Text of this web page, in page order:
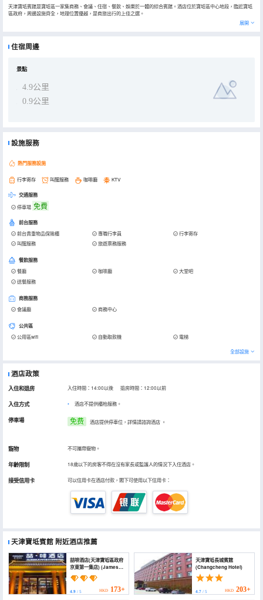
天津寶坻賓館是寶坻區一家集商務、會議、住宿、餐飲、娛樂於一體的綜合賓館。酒店位於寶坻區中心地段，臨近寶坻
區政府，周邊設施齊全，地理位置優越，是商旅出行的上佳之選。
天津寶坻賓館景色怡人，花木繁茂，空氣清新，館區內兩幢大樓並排而立，東面是傳統的四層大樓，西面為新建的現代
豪華的十五層大廈，兩者合一，別具一格；兩樓四周樹木環繞，綠草如茵，鮮花怒放，竹影婆娑。樓、廳、堂、亭等曲
設計新穎、典雅簡潔，設施設備齊全，舒適温馨，配有光纖上網並全部開通多頻道數字電視，可為廣大賓客提供不同檔
潔淨的飲用水。賓館內共有大小會議室6個，多功能廳3座，裝璜高貴大氣，配備多媒體投影儀等先進設備，可接待各類
一直以來秉承高品質的服務質量、豐富的菜品種類、幽雅的內部環境服務於廣大賓客。多年來天津寶坻賓館以“賓客至
上”的經營宗旨，本着“綠色、健康、環保”的目標，不斷追求卓越，得到社會的普遍認可。
我們熱忱歡迎各界人士下榻天津寶坻賓館，天津寶坻賓館全體員工將以舒適的環境，精美的佳餚，為您提供最熱情周到
的服務。
展開
住宿周邊
景點
4.9公里
0.9公里
設施服務
熱門服務設施
行李寄存 叫醒服務 咖啡廳 KTV
交通服務
停車場 免費
前台服務
前台貴重物品保險櫃 專職行李員
行李寄存
叫醒服務
旅遊票務服務
餐飲服務
餐廳 咖啡廳
大堂吧
送餐服務
商務服務
會議廳 商務中心
公共區
公用區wifi 自動取款機 電梯
全部設施
酒店政策
入住和退房 入住時間：14:00以後 退房時間：12:00以前
入住方式 酒店不提供櫃枱服務。
停車場 免费 酒店提供停車位，詳情請諮詢酒店 。
寵物 不可攜帶寵物。
年齡限制 18歲以下的房客不得在沒有家長或監護人的情況下入住酒店。
接受信用卡 可以信用卡在酒店付款，閣下可使用以下信用卡：
天津寶坻賓館 附近酒店推薦
喆啡酒店(天津寶坻區政府
京東第一集店) (James
Joyce Coffetel (Tianjin
Baodi District
Government Jingdong
First Group Branch))
4.9 / 5 HKD 173+
天津寶坻長城賓館
(Changcheng Hotel)
4.7/ 5 HKD 203+